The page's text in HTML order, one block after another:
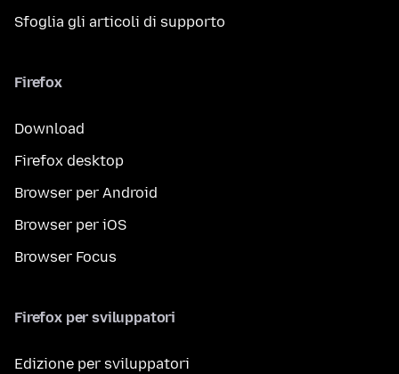
Sfoglia gli articoli di supporto
Firefox
Download
Firefox desktop
Browser per Android
Browser per iOS
Browser Focus
Firefox per sviluppatori
Edizione per sviluppatori